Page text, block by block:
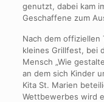
genutzt, dabei kam
Geschaffene zum
Nach dem offiziellen
kleines Grillfest, bei
Mensch „Wie
an dem sich Kinder
Kita St. Marien
Wettbewerbes wird